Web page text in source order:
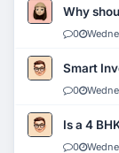
Why
0
Smart
0
Is a 4
0